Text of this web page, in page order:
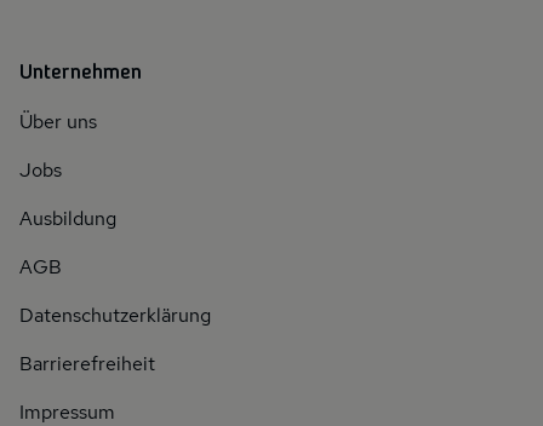
Unternehmen
Über uns
Jobs
Ausbildung
AGB
Datenschutzerklärung
Barrierefreiheit
Impressum